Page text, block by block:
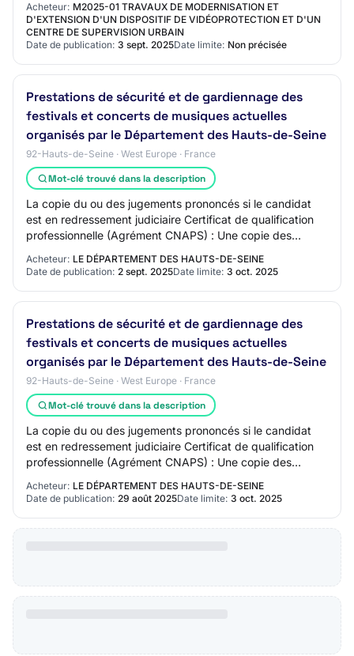
Acheteur: M2025-01 TRAVAUX DE MODERNISATION ET
D'EXTENSION D'UN DISPOSITIF DE VIDÉOPROTECTION ET D'UN
CENTRE DE SUPERVISION URBAIN
Date de publication: 3 sept. 2025Date limite: Non précisée
Prestations de sécurité et de gardiennage des
festivals et concerts de musiques actuelles
organisés par le Département des Hauts-de-Seine
92-Hauts-de-Seine · West Europe · France
Mot-clé trouvé dans la description
La copie du ou des jugements prononcés si le candidat
est en redressement judiciaire Certificat de qualification
professionnelle (Agrément CNAPS) : Une copie des
agréments et des autorisations délivr…
Acheteur: LE DÉPARTEMENT DES HAUTS-DE-SEINE
Date de publication: 2 sept. 2025Date limite: 3 oct. 2025
Prestations de sécurité et de gardiennage des
festivals et concerts de musiques actuelles
organisés par le Département des Hauts-de-Seine
92-Hauts-de-Seine · West Europe · France
Mot-clé trouvé dans la description
La copie du ou des jugements prononcés si le candidat
est en redressement judiciaire Certificat de qualification
professionnelle (Agrément CNAPS) : Une copie des
agréments et des autorisations délivr…
Acheteur: LE DÉPARTEMENT DES HAUTS-DE-SEINE
Date de publication: 29 août 2025Date limite: 3 oct. 2025